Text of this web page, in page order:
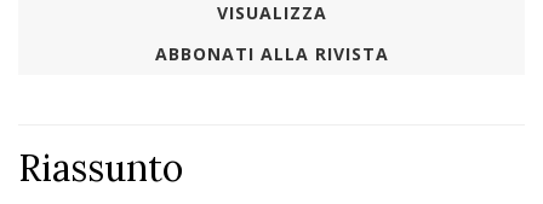
VISUALIZZA
ABBONATI ALLA RIVISTA
Riassunto